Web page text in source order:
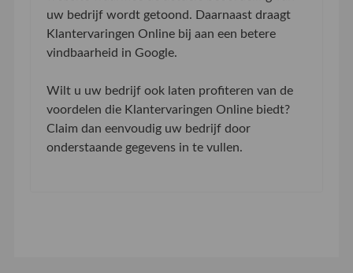
uw bedrijf wordt getoond. Daarnaast draagt
Klantervaringen Online bij aan een betere
vindbaarheid in Google.
Wilt u uw bedrijf ook laten profiteren van de
voordelen die Klantervaringen Online biedt?
Claim dan eenvoudig uw bedrijf door
onderstaande gegevens in te vullen.